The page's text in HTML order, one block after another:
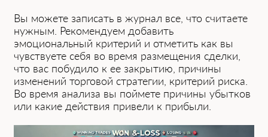
Вы можете записать в журнал все, что считаете
нужным. Рекомендуем добавить
эмоциональный критерий и отметить как вы
чувствуете себя во время размещения сделки,
что вас побудило к ее закрытию, причины
изменений торговой стратегии, критерий риска.
Во время анализа вы поймете причины убытков
или какие действия привели к прибыли.